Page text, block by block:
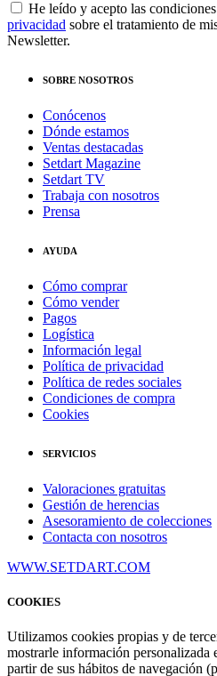
He leído y acepto las
privacidad sobre el tratamiento de
Newsletter.
SOBRE NOSOTROS
Conócenos
Dónde estamos
Ventas destacadas
Setdart Magazine
Setdart TV
Trabaja con nosotros
Prensa
AYUDA
Cómo comprar
Cómo vender
Pagos
Logística
Información legal
Política de privacidad
Política de redes sociales
Condiciones de compra
Cookies
SERVICIOS
Valoraciones gratuitas
Gestión de herencias
Asesoramiento de colecciones
Contacta con nosotros
WWW.SETDART.COM
COOKIES
Utilizamos cookies propias y de
mostrarle información personalizada
partir de sus hábitos de navegación